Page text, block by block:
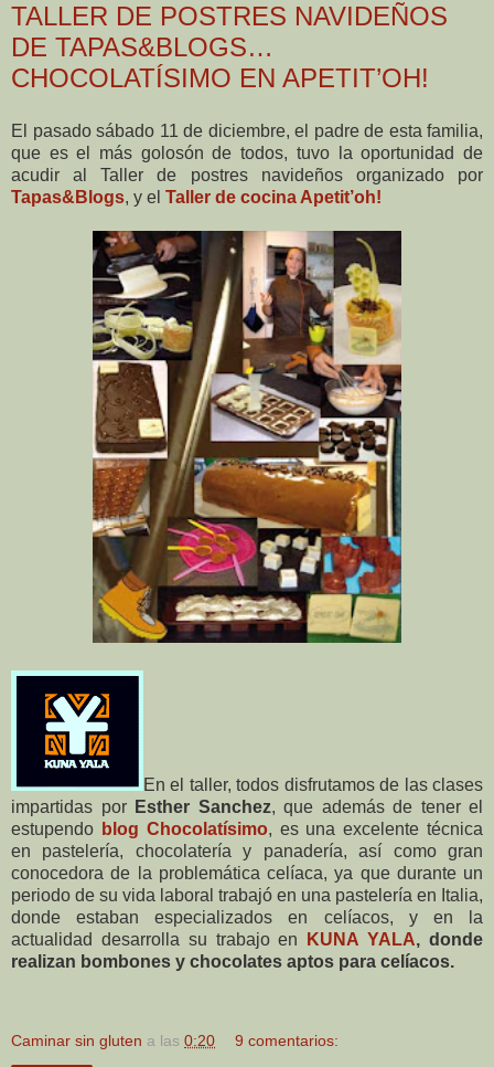
TALLER DE POSTRES NAVIDEÑOS
DE TAPAS&BLOGS…
CHOCOLATÍSIMO EN APETIT’OH!
El pasado sábado 11 de diciembre, el padre de esta familia,
que es el más golosón de todos, tuvo la oportunidad de
acudir al Taller de postres navideños organizado por
Tapas&Blogs, y el Taller de cocina Apetit’oh!
En el taller, todos disfrutamos de las clases
impartidas por Esther Sanchez, que además de tener el
estupendo blog Chocolatísimo, es una excelente técnica
en pastelería, chocolatería y panadería, así como gran
conocedora de la problemática celíaca, ya que durante un
periodo de su vida laboral trabajó en una pastelería en Italia,
donde estaban especializados en celíacos, y en la
actualidad desarrolla su trabajo en
KUNA YALA, donde
realizan bombones y chocolates aptos para celíacos.
Caminar sin gluten a las 0:20 9 comentarios: